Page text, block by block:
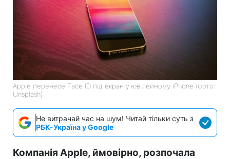
Apple перенесе Face ID під екран у ювілейному iPhone (фото:
Unsplash)
Не витрачай час на шум! Читай тільки суть з
РБК-Україна у Google
Компанія Apple, ймовірно, розпочала